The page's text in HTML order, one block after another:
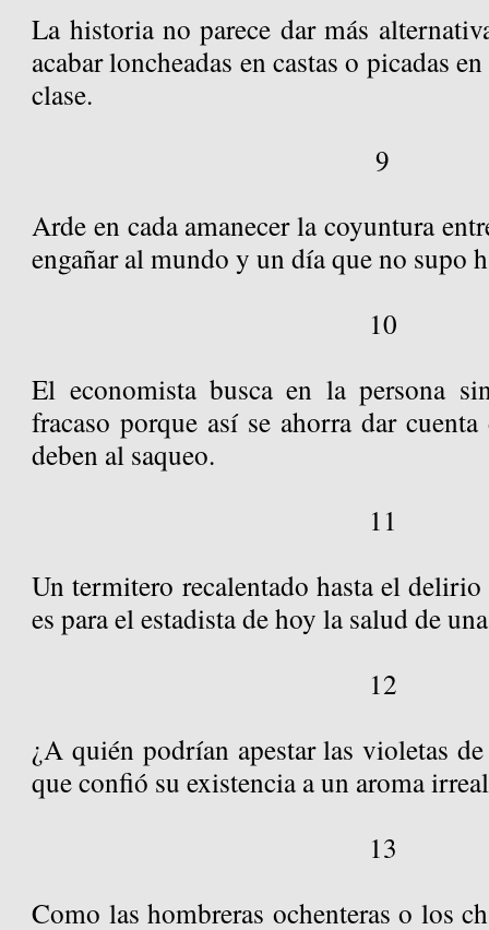
La historia no parece dar más
acabar loncheadas en castas o picadas
clase.
9
Arde en cada amanecer la coyuntura
engañar al mundo y un día que no supo
10
El economista busca en la persona
fracaso porque así se ahorra dar
deben al saqueo.
11
Un termitero recalentado hasta el delirio
es para el estadista de hoy la salud de
12
¿A quién podrían apestar las violetas
que confió su existencia a un aroma
13
Como las hombreras ochenteras o los